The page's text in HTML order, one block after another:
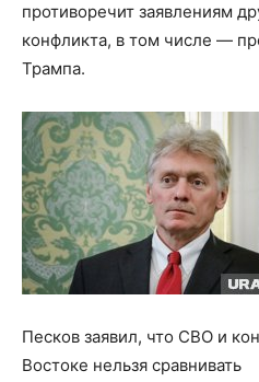
противоречит заявлениям
конфликта, в том числе —
Трампа.
Песков заявил, что СВО и
Востоке нельзя сравнивать